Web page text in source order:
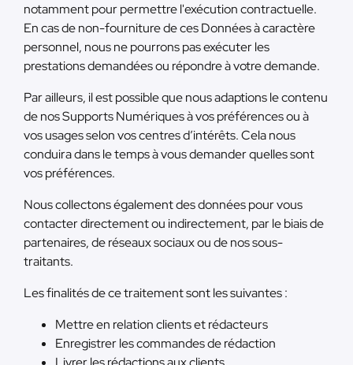
notamment pour permettre l'exécution contractuelle.
En cas de non-fourniture de ces Données à caractère
personnel, nous ne pourrons pas exécuter les
prestations demandées ou répondre à votre demande.
Par ailleurs, il est possible que nous adaptions le contenu
de nos Supports Numériques à vos préférences ou à
vos usages selon vos centres d’intérêts. Cela nous
conduira dans le temps à vous demander quelles sont
vos préférences.
Nous collectons également des données pour vous
contacter directement ou indirectement, par le biais de
partenaires, de réseaux sociaux ou de nos sous-
traitants.
Les finalités de ce traitement sont les suivantes :
Mettre en relation clients et rédacteurs
Enregistrer les commandes de rédaction